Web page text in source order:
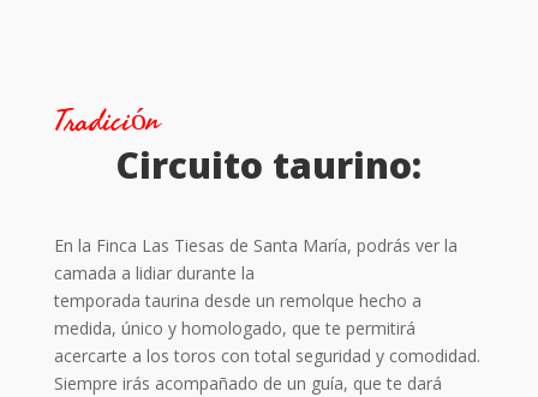
Tradición
Circuito taurino:
En la Finca Las Tiesas de Santa María, podrás ver la
camada a lidiar durante la
temporada taurina desde un remolque hecho a
medida, único y homologado, que te permitirá
acercarte a los toros con total seguridad y comodidad.
Siempre irás acompañado de un guía, que te dará